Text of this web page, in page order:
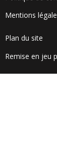
Mentions
Plan du site
Remise en jeu